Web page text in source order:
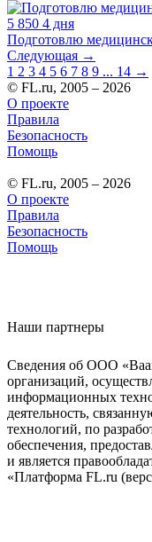
5 850 4 дня
Подготовлю
Следующая →
1 2 3 4 5 6 7 8 9 ... 14 →
© FL.ru, 2005 – 2026
О проекте
Правила
Безопасность
Помощь
© FL.ru, 2005 – 2026
О проекте
Правила
Безопасность
Помощь
Наши партнеры
Сведения об ООО
организаций,
информационных
деятельность,
технологий, по
обеспечения,
и является
«Платформа FL.ru